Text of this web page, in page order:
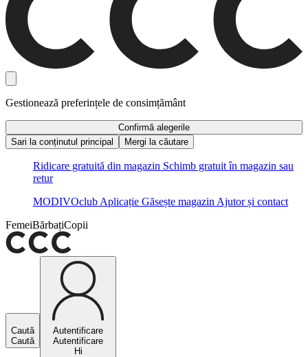
Gestionează preferințele de consimțământ
Confirmă alegerile
Sari la conținutul principal
Mergi la căutare
Ridicare gratuită din magazin Schimb gratuit în magazin sau
retur
MODIVOclub Aplicație Găsește magazin Ajutor și contact
FemeiBărbațiCopii
Caută
Caută
Autentificare
Autentificare
Hi